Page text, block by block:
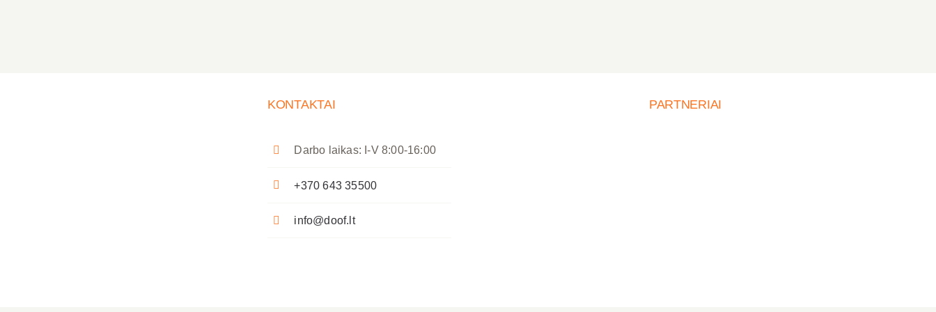
KONTAKTAI
Darbo laikas: I-V 8:00-16:00
+370 643 35500
info@doof.lt
PARTNERIAI